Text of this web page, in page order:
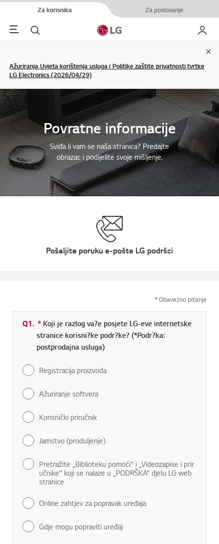
Za korisnika Za poslovanje
Menu Pretraživanje My LG
Ažuriranja Uvjeta korištenja usluga i Politike zaštite privatnosti tvrtke
LG Electronics (2026/04/29)
Povratne informacije
Sviđa li vam se naša stranica? Predajte
obrazac i podijelite svoje mišljenje.
Pošaljite poruku e-pošte LG podršci
*Obavezno pitanje
Q1. * Obavezno polje
Koji je razlog va?e posjete LG-eve internetske
stranice korisni?ke podr?ke? (*Podr?ka:
postprodajna usluga)
Registracija proizvoda
Ažuriranje softvera
Korisnički priručnik
Jamstvo (produljenje)
Pretražite „Biblioteku pomoći“ i „Videozapise i prir
učnike“ koji se nalaze u „PODRŠKA“ djelu LG web
stranice
Online zahtjev za popravak uređaja
Gdje mogu popraviti uređaj